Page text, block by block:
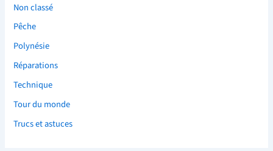
Non classé
Pêche
Polynésie
Réparations
Technique
Tour du monde
Trucs et astuces